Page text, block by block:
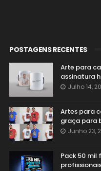
POSTAGENS RECENTES
Arte para
assinatura
Julho 14,
Artes para
graça para
Junho 23,
Pack 50